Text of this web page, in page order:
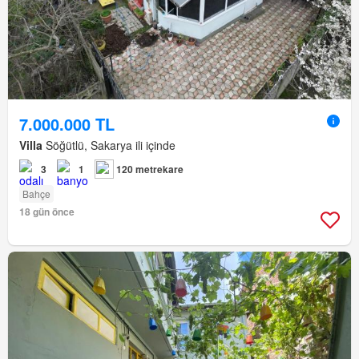
7.000.000 TL
Villa Söğütlü, Sakarya ili içinde
3 1 120 metrekare
Bahçe
18 gün önce